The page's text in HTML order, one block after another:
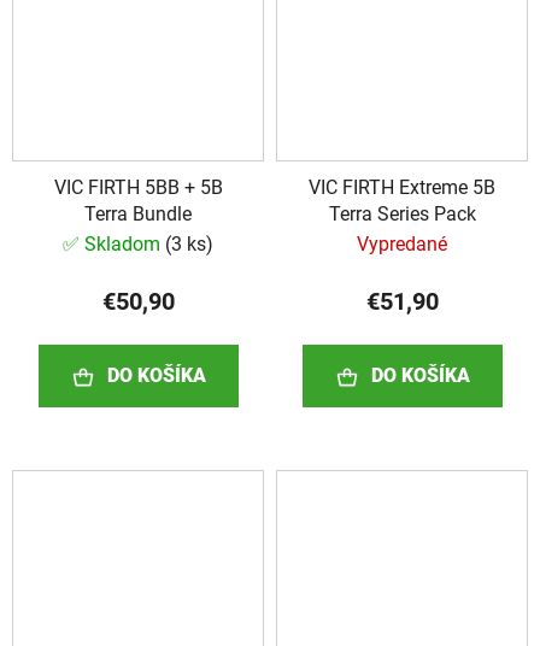
VIC FIRTH 5BB + 5B
Terra Bundle
✅ Skladom (3 ks)
€50,90
DO KOŠÍKA
VIC FIRTH Extreme 5B
Terra Series Pack
Vypredané
€51,90
DO KOŠÍKA